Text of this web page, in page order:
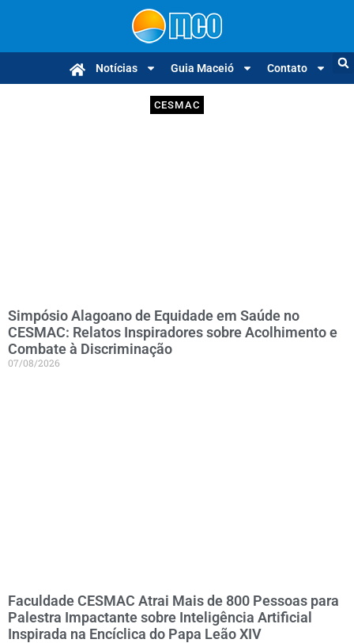
Notícias Guia Maceió Contato
CESMAC
Simpósio Alagoano de Equidade em Saúde no
CESMAC: Relatos Inspiradores sobre Acolhimento e
Combate à Discriminação
07/08/2026
Faculdade CESMAC Atrai Mais de 800 Pessoas para
Palestra Impactante sobre Inteligência Artificial
Inspirada na Encíclica do Papa Leão XIV